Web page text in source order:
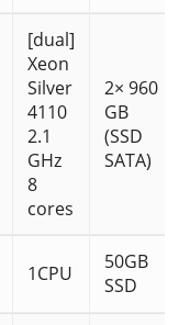
[dual]
Xeon
Silver
4110
2.1
GHz
8
cores
2× 960
GB
(SSD
SATA)
1CPU
50GB
SSD